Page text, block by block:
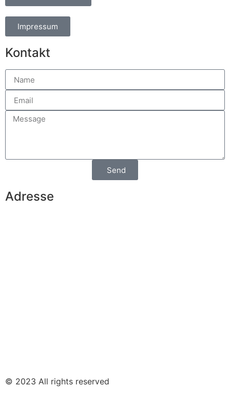
Impressum
Kontakt
Send
Adresse
© 2023 All rights reserved